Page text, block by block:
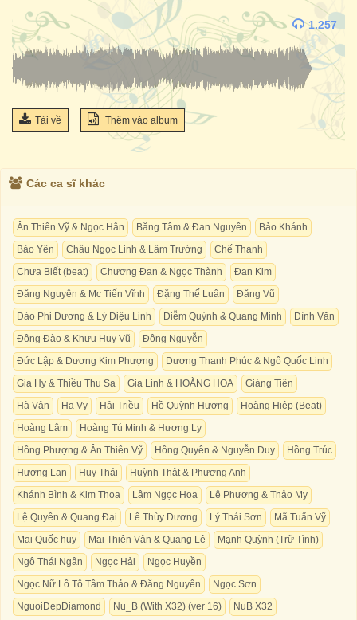
1.257
Tải về Thêm vào album
Các ca sĩ khác
Ân Thiên Vỹ & Ngọc Hân Băng Tâm & Đan Nguyên
Bảo Khánh
Bảo Yên
Châu Ngọc Linh & Lâm Trường
Chế Thanh
Chưa Biết (beat)
Chương Đan & Ngọc Thành
Đan Kim
Đăng Nguyên & Mc Tiến Vĩnh
Đặng Thế Luân
Đăng Vũ
Đào Phi Dương & Lý Diệu Linh
Diễm Quỳnh & Quang Minh
Đình Văn
Đông Đào & Khưu Huy Vũ
Đông Nguyễn
Đức Lập & Dương Kim Phượng
Dương Thanh Phúc & Ngô Quốc Linh
Gia Hy & Thiều Thu Sa
Gia Linh & HOÀNG HOA
Giáng Tiên
Hà Vân
Hạ Vy Hải Triều Hồ Quỳnh Hương
Hoàng Hiệp (Beat)
Hoàng Lâm
Hoàng Tú Minh & Hương Ly
Hồng Phượng & Ân Thiên Vỹ
Hồng Quyên & Nguyễn Duy
Hồng Trúc
Hương Lan
Huy Thái
Huỳnh Thật & Phương Anh
Khánh Bình & Kim Thoa
Lâm Ngọc Hoa
Lê Phương & Thảo My
Lệ Quyên & Quang Đại
Lê Thùy Dương Lý Thái Sơn
Mã Tuấn Vỹ
Mai Quốc huy
Mai Thiên Vân & Quang Lê
Mạnh Quỳnh (Trữ Tình)
Ngô Thái Ngân
Ngọc Hải
Ngọc Huyền
Ngọc Nữ Lô Tô Tâm Thảo & Đăng Nguyên
Ngọc Sơn
NguoiDepDiamond
Nu_B (With X32) (ver 16)
NuB X32